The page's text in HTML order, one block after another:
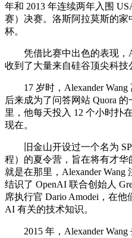
年和 2013 年连续两年入围
赛）决赛。洛斯阿拉莫斯的
杯。
凭借比赛中出色的表现，
收到了大量来自硅谷顶尖科技
17 岁时，Alexander Wang
后来成为了问答网站 Quora
里，他每天投入 12 个小时扑
现在。
旧金山开设过一个名为
程）的夏令营，旨在将有才华
就是在那里，Alexander
结识了 OpenAI 联合创始人
席执行官 Dario Amodei，在
AI 有关的技术知识。
2015 年，Alexander Wang